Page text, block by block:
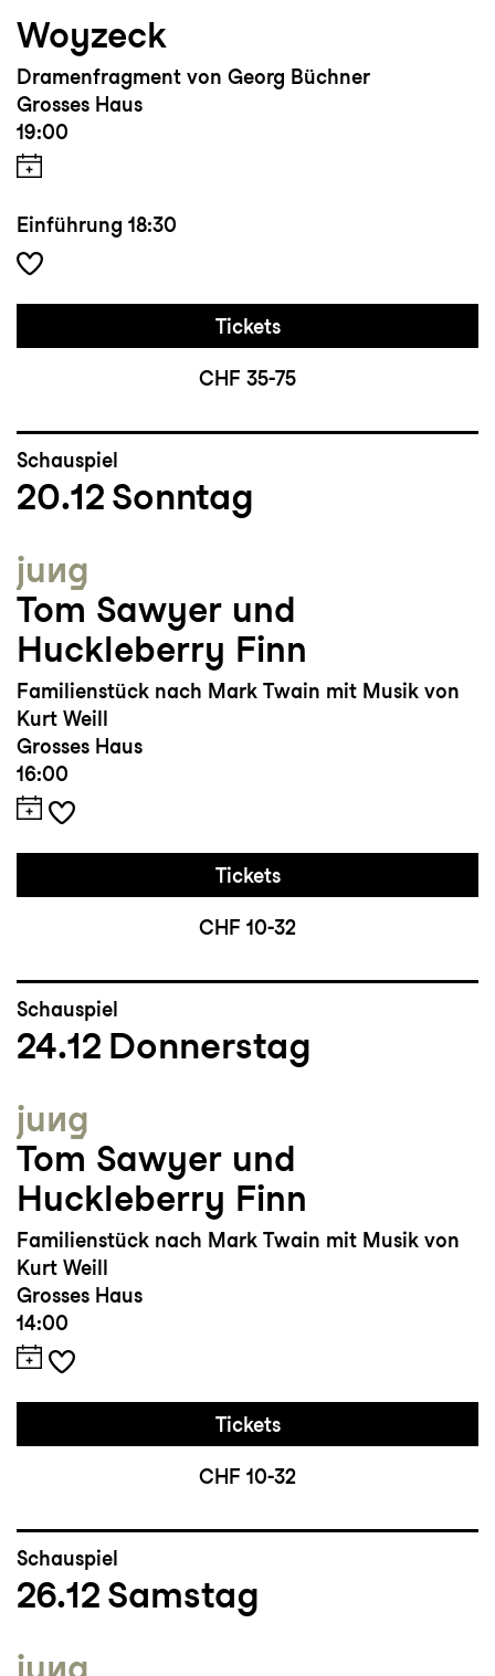
Woyzeck
Dramenfragment von Georg Büchner
Grosses Haus
19:00
Einführung 18:30
Tickets
CHF 35-75
Schauspiel
20.12 Sonntag
jung
Tom Sawyer und
Huckleberry Finn
Familienstück nach Mark Twain mit Musik von
Kurt Weill
Grosses Haus
16:00
Tickets
CHF 10-32
Schauspiel
24.12 Donnerstag
jung
Tom Sawyer und
Huckleberry Finn
Familienstück nach Mark Twain mit Musik von
Kurt Weill
Grosses Haus
14:00
Tickets
CHF 10-32
Schauspiel
26.12 Samstag